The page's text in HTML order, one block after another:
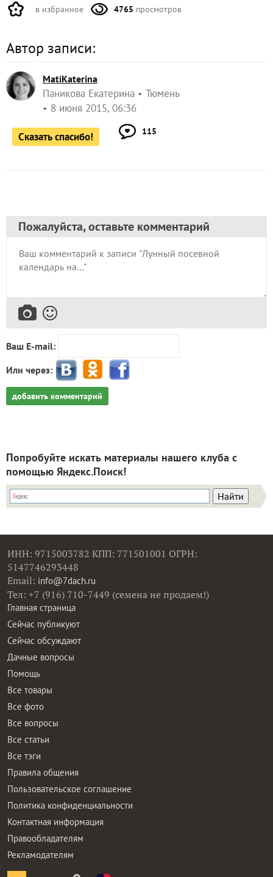
в избранное 4765 просмотров
Автор записи:
MatiKaterina
Паникова Екатерина
Тюмень
8 июня 2015, 06:36
Сказать спасибо! 115
Пожалуйста, оставьте комментарий
Ваш E-mail:
Или через:
добавить комментарий
Попробуйте искать материалы нашего клуба с
помощью Яндекс.Поиск!
ИНН: 9715003782 КПП: 771501001 ОГРН:
5147746293448
Email: info@7dach.ru
Тел: +7 (916) 710-7449 (семена не продаем!)
Главная страница
Сейчас публикуют
Сейчас обсуждают
Дачные вопросы
Помощь
Все товары
Все фото
Все вопросы
Все статьи
Все тэги
Правила общения
Пользовательское соглашение
Политика конфиденциальности
Контактная информация
Правообладателям
Рекламодателям